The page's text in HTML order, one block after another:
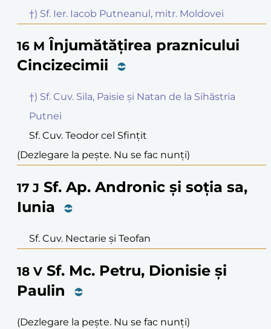
†) Sf. Ier. Iacob Putneanul, mitr. Moldovei
16 M Înjumătățirea praznicului
Cincizecimii
†) Sf. Cuv. Sila, Paisie și Natan de la Sihăstria
Putnei
Sf. Cuv. Teodor cel Sfințit
(Dezlegare la pește. Nu se fac nunți)
17 J Sf. Ap. Andronic și soția sa,
Iunia
Sf. Cuv. Nectarie și Teofan
18 V Sf. Mc. Petru, Dionisie și
Paulin
(Dezlegare la pește. Nu se fac nunți)